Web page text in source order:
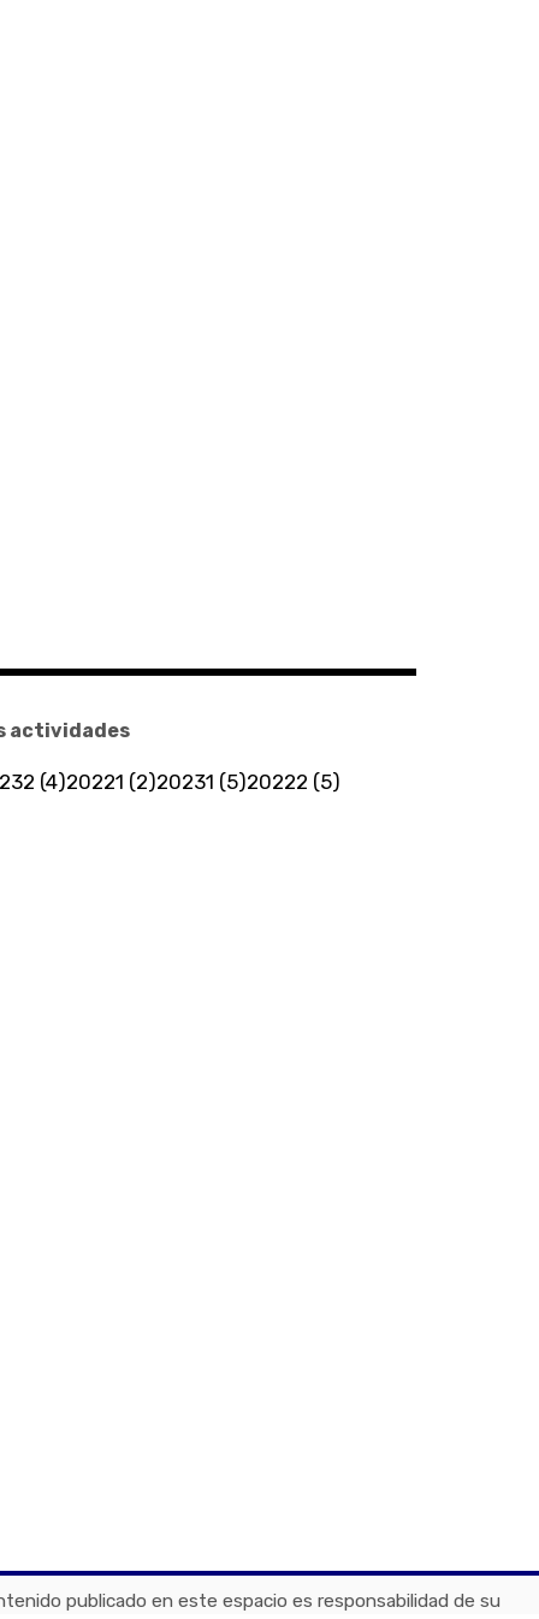
actividades
(4)20221 (2)20231 (5)20222 (5)
publicado en este espacio es responsabilidad de su